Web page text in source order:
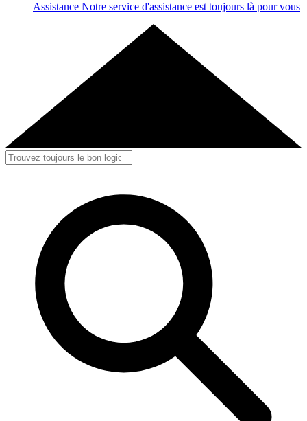
Assistance Notre service d'assistance est toujours là pour vous